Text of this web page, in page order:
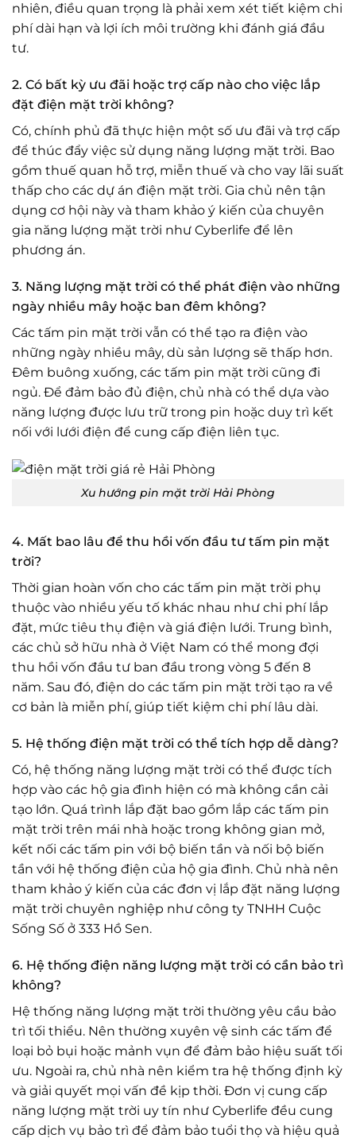
nhiên, điều quan trọng là phải xem xét tiết kiệm chi
phí dài hạn và lợi ích môi trường khi đánh giá đầu
tư.
2. Có bất kỳ ưu đãi hoặc trợ cấp nào cho việc lắp
đặt điện mặt trời không?
Có, chính phủ đã thực hiện một số ưu đãi và trợ cấp
để thúc đẩy việc sử dụng năng lượng mặt trời. Bao
gồm thuế quan hỗ trợ, miễn thuế và cho vay lãi suất
thấp cho các dự án điện mặt trời. Gia chủ nên tận
dụng cơ hội này và tham khảo ý kiến ​​của chuyên
gia năng lượng mặt trời như Cyberlife để lên
phương án.
3. Năng lượng mặt trời có thể phát điện vào những
ngày nhiều mây hoặc ban đêm không?
Các tấm pin mặt trời vẫn có thể tạo ra điện vào
những ngày nhiều mây, dù sản lượng sẽ thấp hơn.
Đêm buông xuống, các tấm pin mặt trời cũng đi
ngủ. Để đảm bảo đủ điện, chủ nhà có thể dựa vào
năng lượng được lưu trữ trong pin hoặc duy trì kết
nối với lưới điện để cung cấp điện liên tục.
Xu hướng pin mặt trời Hải Phòng
4. Mất bao lâu để thu hồi vốn đầu tư tấm pin mặt
trời?
Thời gian hoàn vốn cho các tấm pin mặt trời phụ
thuộc vào nhiều yếu tố khác nhau như chi phí lắp
đặt, mức tiêu thụ điện và giá điện lưới. Trung bình,
các chủ sở hữu nhà ở Việt Nam có thể mong đợi
thu hồi vốn đầu tư ban đầu trong vòng 5 đến 8
năm. Sau đó, điện do các tấm pin mặt trời tạo ra về
cơ bản là miễn phí, giúp tiết kiệm chi phí lâu dài.
5. Hệ thống điện mặt trời có thể tích hợp dễ dàng?
Có, hệ thống năng lượng mặt trời có thể được tích
hợp vào các hộ gia đình hiện có mà không cần cải
tạo lớn. Quá trình lắp đặt bao gồm lắp các tấm pin
mặt trời trên mái nhà hoặc trong không gian mở,
kết nối các tấm pin với bộ biến tần và nối bộ biến
tần với hệ thống điện của hộ gia đình. Chủ nhà nên
tham khảo ý kiến ​​của các đơn vị lắp đặt năng lượng
mặt trời chuyên nghiệp như công ty TNHH Cuộc
Sống Số ở 333 Hồ Sen.
6. Hệ thống điện năng lượng mặt trời có cần bảo trì
không?
Hệ thống năng lượng mặt trời thường yêu cầu bảo
trì tối thiểu. Nên thường xuyên vệ sinh các tấm để
loại bỏ bụi hoặc mảnh vụn để đảm bảo hiệu suất tối
ưu. Ngoài ra, chủ nhà nên kiểm tra hệ thống định kỳ
và giải quyết mọi vấn đề kịp thời. Đơn vị cung cấp
năng lượng mặt trời uy tín như Cyberlife đều cung
cấp dịch vụ bảo trì để đảm bảo tuổi thọ và hiệu quả